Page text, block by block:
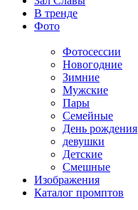
В тренде
Фото
Фотосессии
Новогодние
Зимние
Мужские
Пары
Семейные
День рождения
девушки
Детские
Смешные
Изображения
Каталог промптов